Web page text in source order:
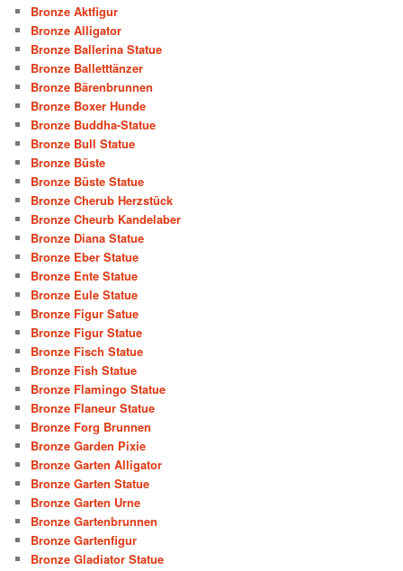
Bronze Aktfigur
Bronze Alligator
Bronze Ballerina Statue
Bronze Balletttänzer
Bronze Bärenbrunnen
Bronze Boxer Hunde
Bronze Buddha-Statue
Bronze Bull Statue
Bronze Büste
Bronze Büste Statue
Bronze Cherub Herzstück
Bronze Cheurb Kandelaber
Bronze Diana Statue
Bronze Eber Statue
Bronze Ente Statue
Bronze Eule Statue
Bronze Figur Satue
Bronze Figur Statue
Bronze Fisch Statue
Bronze Fish Statue
Bronze Flamingo Statue
Bronze Flaneur Statue
Bronze Forg Brunnen
Bronze Garden Pixie
Bronze Garten Alligator
Bronze Garten Statue
Bronze Garten Urne
Bronze Gartenbrunnen
Bronze Gartenfigur
Bronze Gladiator Statue